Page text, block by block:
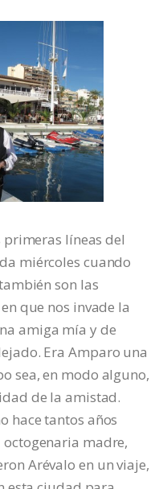
primeras líneas del
miércoles cuando
son las
que nos invade la
amiga mía y de
Era Amparo una
sea, en modo alguno,
de la amistad.
hace tantos años
madre,
Arévalo en un viaje,